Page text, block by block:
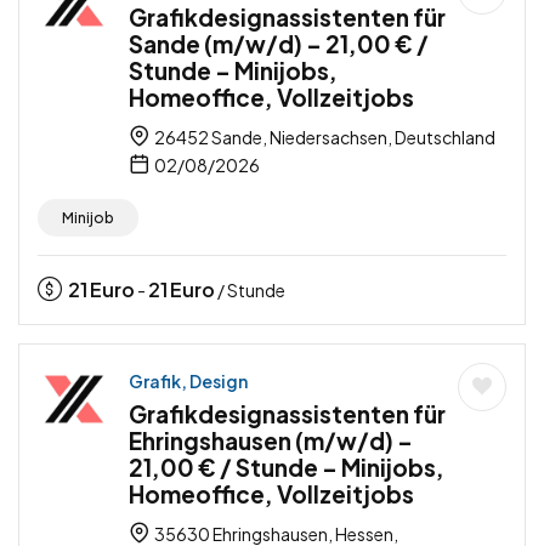
Grafikdesignassistenten für
Sande (m/w/d) – 21,00 € /
Stunde – Minijobs,
Homeoffice, Vollzeitjobs
26452 Sande, Niedersachsen, Deutschland
02/08/2026
Minijob
21Euro - 21Euro / Stunde
Grafik, Design
Grafikdesignassistenten für
Ehringshausen (m/w/d) –
21,00 € / Stunde – Minijobs,
Homeoffice, Vollzeitjobs
35630 Ehringshausen, Hessen,